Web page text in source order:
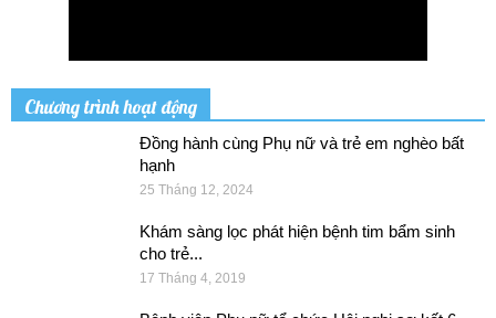
Chương trình hoạt động
Đồng hành cùng Phụ nữ và trẻ em nghèo bất
hạnh
25 Tháng 12, 2024
Khám sàng lọc phát hiện bệnh tim bẩm sinh
cho trẻ...
17 Tháng 4, 2019